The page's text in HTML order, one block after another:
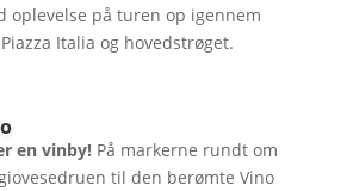
oplevelse på turen op igennem
Italia og hovedstrøget.
en vinby!På markerne rundt om
til den berømte Vino